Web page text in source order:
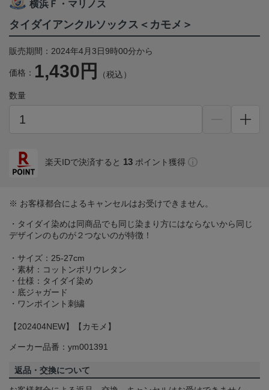
横浜Ｆ・マリノス
タイダイアンクルソックス＜カモメ＞
販売期間：2024年4月3日9時00分から
価格： 1,430円 （税込）
数量
楽天IDで決済すると 13 ポイント獲得
※ お客様都合によるキャンセルはお受けできません。
・タイダイ染めは同商品でも同じ染まり方にはならないから同じ
デザインのものが２つないのが特徴！
・サイズ：25-27cm
・素材：コットンポリウレタン
・仕様：タイダイ染め
・底ジャガード
・ワンポイント刺繍
【202404NEW】【カモメ】
メーカー品番：ym001391
返品・交換について